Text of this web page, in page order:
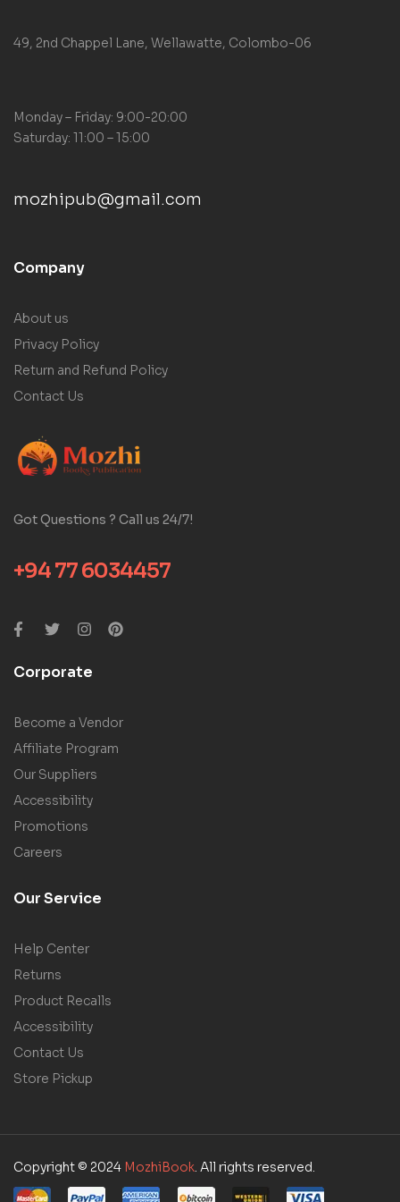
49, 2nd Chappel Lane, Wellawatte, Colombo-06
Monday – Friday: 9:00-20:00
Saturday: 11:00 – 15:00
mozhipub@gmail.com
Company
About us
Privacy Policy
Return and Refund Policy
Contact Us
Got Questions ? Call us 24/7!
+94 77 6034457
Corporate
Become a Vendor
Affiliate Program
Our Suppliers
Accessibility
Promotions
Careers
Our Service
Help Center
Returns
Product Recalls
Accessibility
Contact Us
Store Pickup
Copyright © 2024 MozhiBook. All rights reserved.